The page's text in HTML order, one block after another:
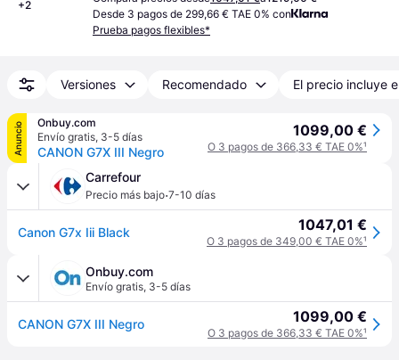
+2
Desde 3 pagos de 299,66 € TAE 0% con
Prueba pagos flexibles*
Versiones Recomendado El precio incluye
Anuncio
Onbuy.com
Envío gratis, 3-5 días
CANON G7X III Negro
1099,00 €
O 3 pagos de 366,33 € TAE 0%¹
Carrefour
Precio más bajo·7-10 días
Canon G7x Iii Black 1047,01 €
O 3 pagos de 349,00 € TAE 0%¹
Onbuy.com
Envío gratis, 3-5 días
CANON G7X III Negro 1099,00 €
O 3 pagos de 366,33 € TAE 0%¹